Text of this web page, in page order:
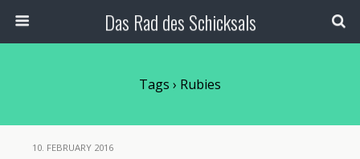
Das Rad des Schicksals
Tags › Rubies
10. FEBRUARY 2016